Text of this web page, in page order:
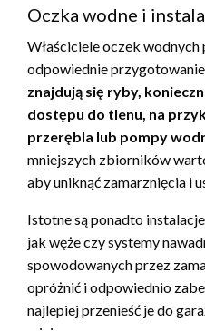
Oczka wodne i
Właściciele oczek wodnych
odpowiednie przygotowanie
znajdują się ryby,
dostępu do tlenu, na
przerębla lub pompy
mniejszych zbiorników
aby uniknąć zamarznięcia i
Istotne są ponadto
jak węże czy systemy
spowodowanych przez
opróżnić i odpowiednio
najlepiej przenieść je do